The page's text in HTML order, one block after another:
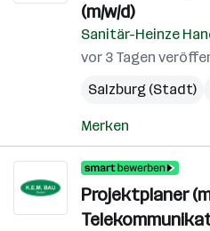
(m/w/d)
Sanitär-Heinze
vor 3 Tagen
Salzburg (Stadt)
Merken
Projektplaner